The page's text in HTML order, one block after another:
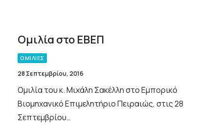
Ομιλία στο ΕΒΕΠ
ΟΜΙΛΙΕΣ
28 Σεπτεμβρίου, 2016
Ομιλία του κ. Μιχάλη Σακέλλη στο Εμπορικό
Βιομηχανικό Επιμελητήριο Πειραιώς, στις 28
Σεπτεμβρίου…